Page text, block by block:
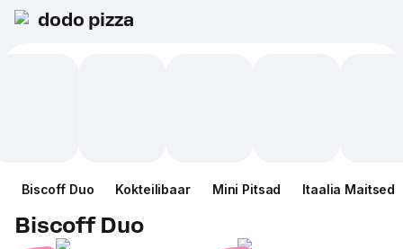
dodo pizza
Biscoff Duo Kokteilibaar Mini Pitsad Itaalia Maitsed
Biscoff Duo